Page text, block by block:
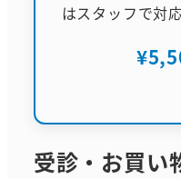
はスタッフで対
受診・お買い